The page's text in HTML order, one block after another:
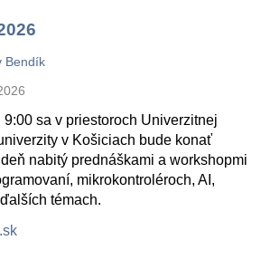
Bendík
9:00 sa v priestoroch Univerzitnej
v Košiciach bude konať
nabitý prednáškami a workshopmi
mikrokontroléroch, AI,
témach.